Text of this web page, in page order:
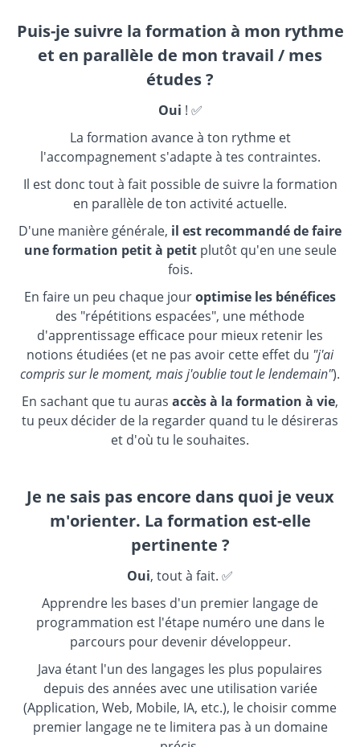
Puis-je suivre la formation à mon rythme
et en parallèle de mon travail / mes
études ?
Oui ! ✅
La formation avance à ton rythme et
l'accompagnement s'adapte à tes contraintes.
Il est donc tout à fait possible de suivre la formation
en parallèle de ton activité actuelle.
D'une manière générale, il est recommandé de faire
une formation petit à petitplutôt qu'en une seule
fois.
En faire un peu chaque jouroptimise les bénéfices
des "répétitions espacées", une méthode
d'apprentissage efficace pour mieux retenir les
notions étudiées (et ne pas avoir cette effet du "j'ai
compris sur le moment, mais j'oublie tout le lendemain").
En sachant que tu auras accès à la formation à vie,
tu peux décider de la regarder quand tu le désireras
et d'où tu le souhaites.
Je ne sais pas encore dans quoi je veux
m'orienter. La formation est-elle
pertinente ?
Oui, tout à fait. ✅
Apprendre les bases d'un premier langage de
programmation est l'étape numéro une dans le
parcours pour devenir développeur.
Java étant l'un des langages les plus populaires
depuis des années avec une utilisation variée
(Application, Web, Mobile, IA, etc.), le choisir comme
premier langage ne te limitera pas à un domaine